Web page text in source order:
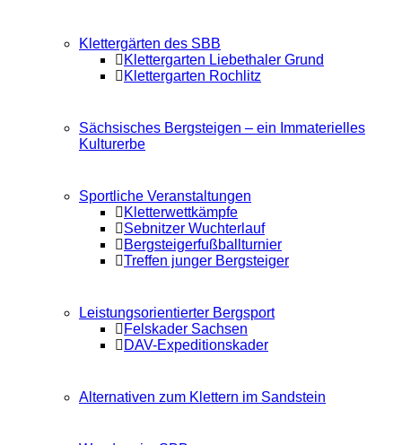
Klettergärten des SBB
Klettergarten Liebethaler Grund
Klettergarten Rochlitz
Sächsisches Bergsteigen – ein Immaterielles
Kulturerbe
Sportliche Veranstaltungen
Kletterwettkämpfe
Sebnitzer Wuchterlauf
Bergsteigerfußballturnier
Treffen junger Bergsteiger
Leistungsorientierter Bergsport
Felskader Sachsen
DAV-Expeditionskader
Alternativen zum Klettern im Sandstein